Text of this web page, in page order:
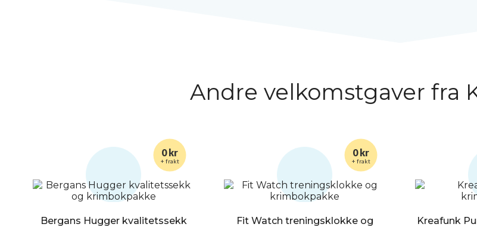
Andre velkomstgaver fra
0 kr
+ frakt
Bergans Hugger kvalitetssekk
0 kr
+ frakt
Fit Watch treningsklokke og
Kreafunk